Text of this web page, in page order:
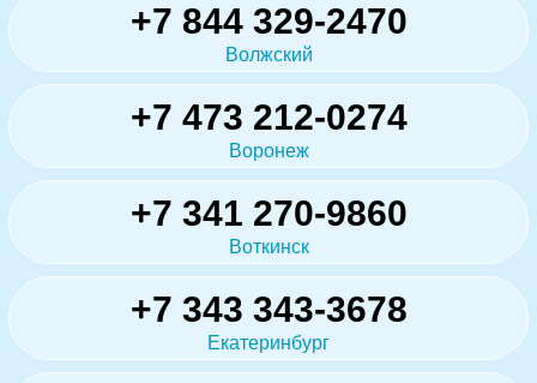
+7 844 329-2470
Волжский
+7 473 212-0274
Воронеж
+7 341 270-9860
Воткинск
+7 343 343-3678
Екатеринбург